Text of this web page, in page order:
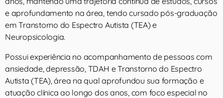
e aprofundamento na área, tendo cursado pós-graduação
em Transtorno do Espectro Autista (TEA) e
Neuropsicologia.
Possui experiência no acompanhamento de pessoas com
ansiedade, depressão, TDAH e Transtorno do Espectro
Autista (TEA), área na qual aprofundou sua formação e
atuação clínica ao longo dos anos, com foco especial no